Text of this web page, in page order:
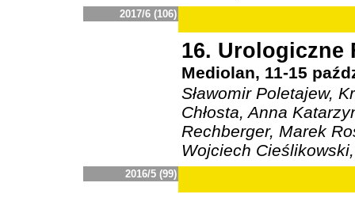
2017/6 (106)
16. Urologiczne
Mediolan, 11-15
Sławomir Poletajew,
Chłosta, Anna
Rechberger, Marek
Wojciech
2016/5 (99)